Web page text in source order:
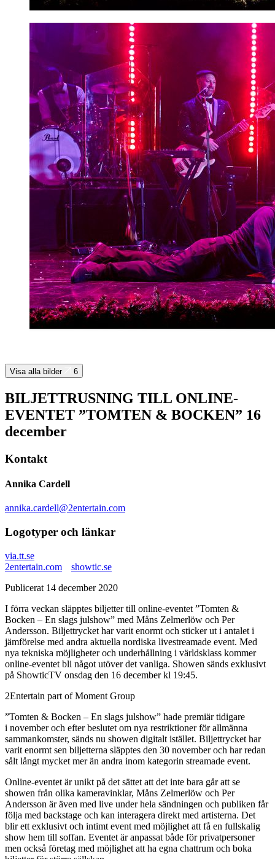
Visa alla bilder 6
BILJETTRUSNING TILL ONLINE-
EVENTET ”TOMTEN & BOCKEN” 16
december
Kontakt
Annika Cardell
annika.cardell@2entertain.com
Logotyper och länkar
via.tt.se
2entertain.com
showtic.se
Publicerat 14 december 2020
I förra veckan släpptes biljetter till online-eventet ”Tomten &
Bocken – En slags julshow” med Måns Zelmerlöw och Per
Andersson. Biljettrycket har varit enormt och sticker ut i antalet i
jämförelse med andra aktuella nordiska livestreamade event. Med
nya tekniska möjligheter och underhållning i världsklass kommer
online-eventet bli något utöver det vanliga. Showen sänds exklusivt
på ShowticTV onsdag den 16 december kl 19:45.
2Entertain part of Moment Group
”Tomten & Bocken – En slags julshow” hade premiär tidigare
i november och efter beslutet om nya restriktioner för allmänna
sammankomster, sänds nu showen digitalt istället. Biljettrycket har
varit enormt sen biljetterna släpptes den 30 november och har redan
sålt långt mycket mer än andra inom kategorin streamade event.
Online-eventet är unikt på det sättet att det inte bara går att se
showen från olika kameravinklar, Måns Zelmerlöw och Per
Andersson är även med live under hela sändningen och publiken får
följa med backstage och kan interagera direkt med artisterna. Det
blir ett exklusivt och intimt event med möjlighet att få en fullskalig
show hem till soffan. Eventet är anpassat både för privatpersoner
men också företag med möjlighet att ha egna chattrum och boka